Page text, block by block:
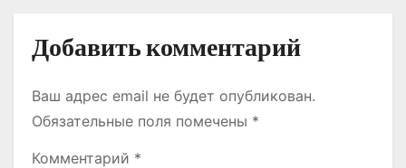
Добавить комментарий
Ваш адрес email не будет опубликован.
Обязательные поля помечены *
Комментарий *